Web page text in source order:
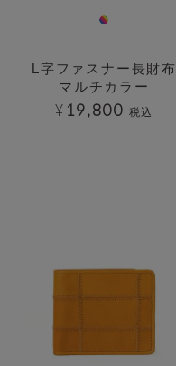
L字ファスナー長財布
マルチカラー
¥ 19,800 税込